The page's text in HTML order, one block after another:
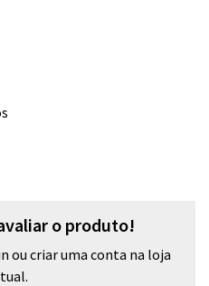
o produto!
ou criar uma conta na loja